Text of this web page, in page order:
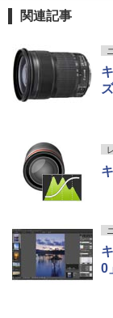
関連記事
0